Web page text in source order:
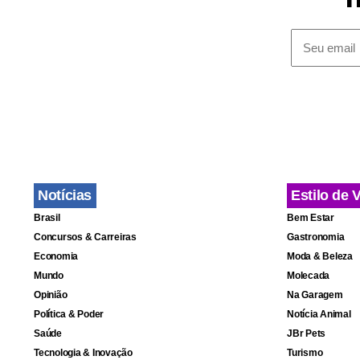
Évian, a
O G7 é
Canadá,
Macron
do Sul e
Notícias
Brasil
Concursos & Carreiras
Economia
Mundo
Opinião
Política & Poder
Saúde
Tecnologia & Inovação
Estilo de
Bem Estar
Gastronomia
Moda & Beleza
Molecada
Na Garagem
Notícia Animal
JBr Pets
Turismo